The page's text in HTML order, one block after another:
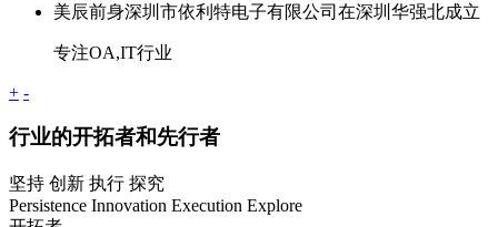
美辰前身深圳市依利特电子有限公司在深圳华强北成立
专注OA,IT行业
+ -
行业的开拓者和先行者
坚持 创新 执行 探究
Persistence Innovation Execution Explore